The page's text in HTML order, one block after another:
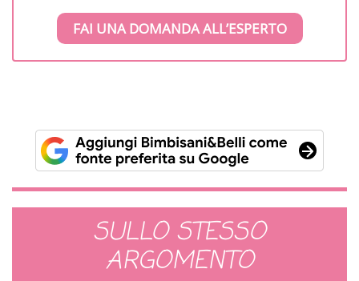
FAI UNA DOMANDA ALL’ESPERTO
SULLO STESSO
ARGOMENTO